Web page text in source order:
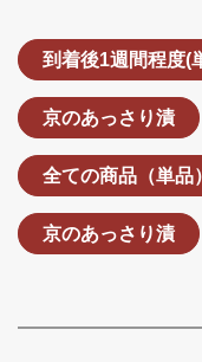
到着後1週間程度(
京のあっさり漬
全ての商品（単品）
京のあっさり漬